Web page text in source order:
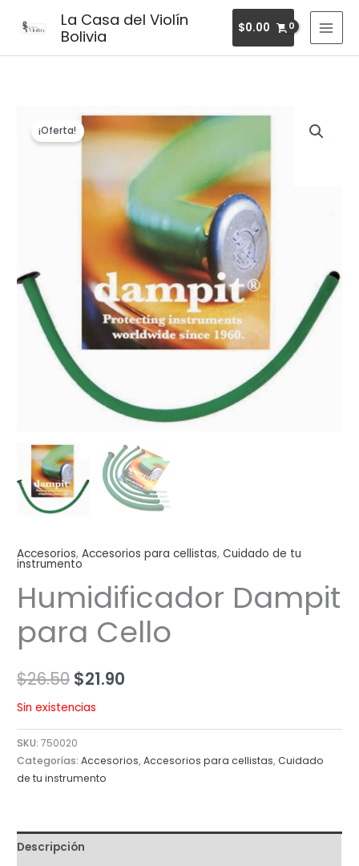
La Casa del Violín
Bolivia
$0.00
¡Oferta!
Accesorios,Accesorios para cellistas,Cuidado de tu
instrumento
Humidificador Dampit
para Cello
$26.50
El
precio
original
era:
$26.50.
$21.90
El
precio
actual
es:
$21.90.
Sin existencias
SKU:750020
Categorías:Accesorios,Accesorios para cellistas,Cuidado
de tu instrumento
Descripción